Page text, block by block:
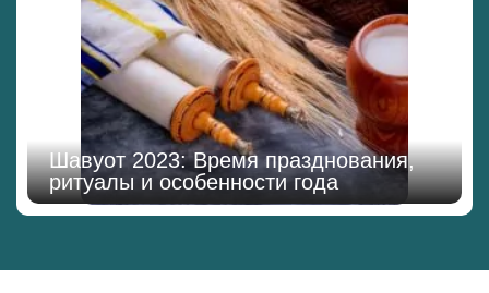
Шавуот 2023: Время празднования,
ритуалы и особенности года